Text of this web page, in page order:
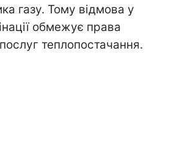
газу. Тому відмова у
обмежує права
теплопостачання.